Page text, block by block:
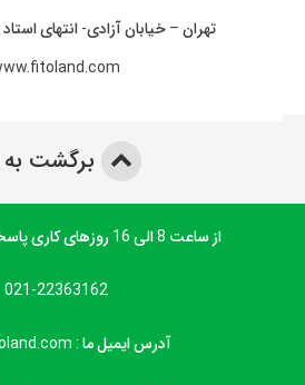
تهران – خیابان آزادی-
برگشت به
از ساعت 8 الی 16 روزهای کاری پاسخگوی شما هستیم
021-22363162
آدرس ایمیل ما : info@fitoland.com